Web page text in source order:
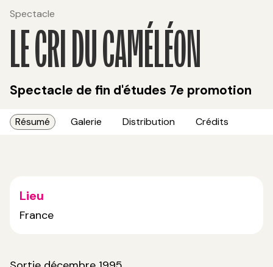
Spectacle
LE CRI DU CAMÉLÉON
Spectacle de fin d'études 7e promotion
Résumé Galerie Distribution Crédits
Lieu
France